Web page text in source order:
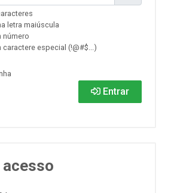
letra maiúscula
número
caractere especial (!@#$...)
Entrar